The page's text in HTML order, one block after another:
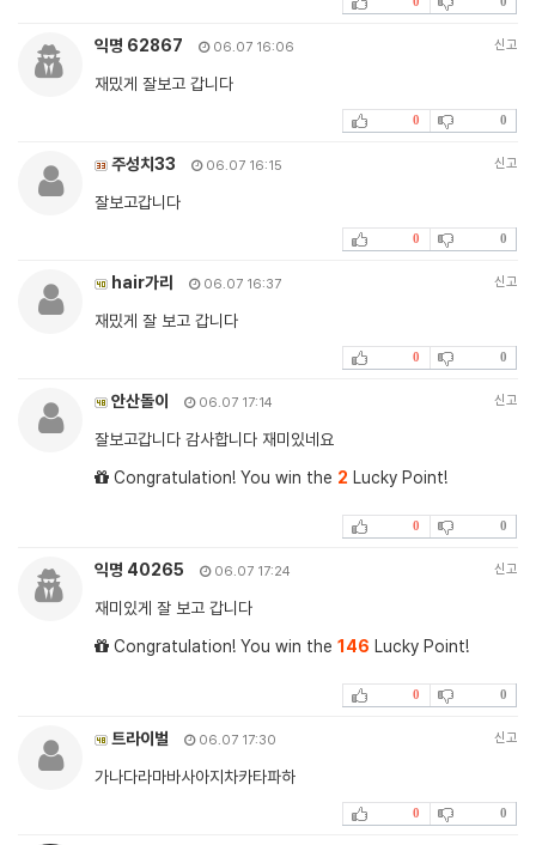
익명 62867 06.07 16:06 신고
재밌게 잘보고 갑니다
0 0
주성치33 06.07 16:15 신고
잘보고갑니다
0 0
hair가리 06.07 16:37 신고
재밌게 잘 보고 갑니다
0 0
안산돌이 06.07 17:14 신고
잘보고갑니다 감사합니다 재미있네요
Congratulation! You win the 2 Lucky Point!
0 0
익명 40265 06.07 17:24 신고
재미있게 잘 보고 갑니다
Congratulation! You win the 146 Lucky Point!
0 0
트라이벌 06.07 17:30 신고
가나다라마바사아지차카타파하
0 0